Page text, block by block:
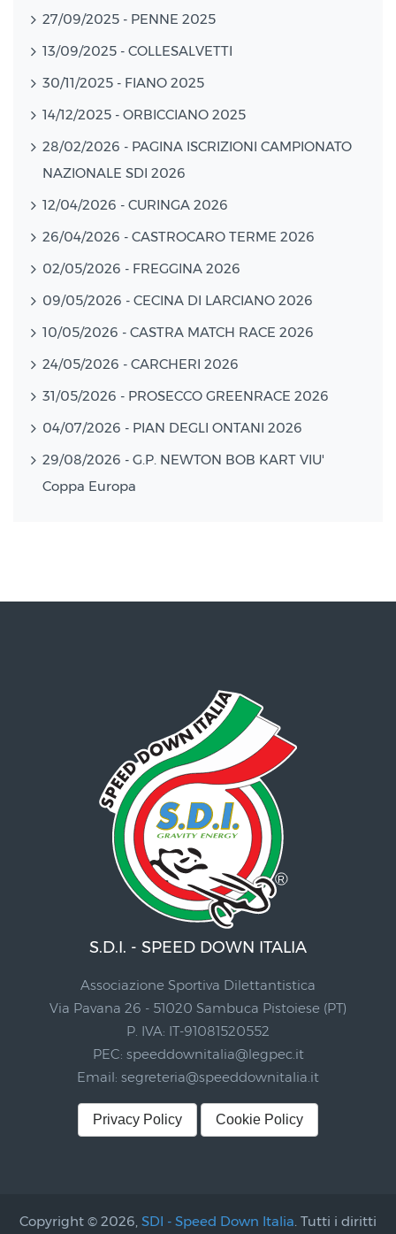
27/09/2025 - PENNE 2025
13/09/2025 - COLLESALVETTI
30/11/2025 - FIANO 2025
14/12/2025 - ORBICCIANO 2025
28/02/2026 - PAGINA ISCRIZIONI CAMPIONATO
NAZIONALE SDI 2026
12/04/2026 - CURINGA 2026
26/04/2026 - CASTROCARO TERME 2026
02/05/2026 - FREGGINA 2026
09/05/2026 - CECINA DI LARCIANO 2026
10/05/2026 - CASTRA MATCH RACE 2026
24/05/2026 - CARCHERI 2026
31/05/2026 - PROSECCO GREENRACE 2026
04/07/2026 - PIAN DEGLI ONTANI 2026
29/08/2026 - G.P. NEWTON BOB KART VIU'
Coppa Europa
S.D.I. - SPEED DOWN ITALIA
Associazione Sportiva Dilettantistica
Via Pavana 26 - 51020 Sambuca Pistoiese (PT)
P. IVA: IT-91081520552
PEC: speeddownitalia@legpec.it
Email: segreteria@speeddownitalia.it
Privacy Policy Cookie Policy
Copyright © 2026, SDI - Speed Down Italia. Tutti i diritti